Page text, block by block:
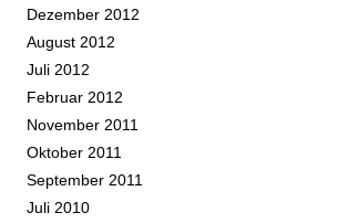
Dezember 2012
August 2012
Juli 2012
Februar 2012
November 2011
Oktober 2011
September 2011
Juli 2010